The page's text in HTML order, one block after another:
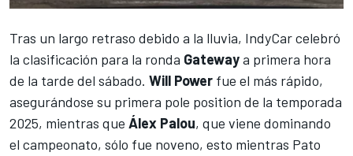
Tras un largo retraso debido a la lluvia, IndyCar celebró
la clasificación para la ronda Gatewaya primera hora
de la tarde del sábado. Will Power fue el más rápido,
asegurándose su primera pole position de la temporada
2025, mientras que Álex Palou, que viene dominando
el campeonato, sólo fue noveno, esto mientras Pato